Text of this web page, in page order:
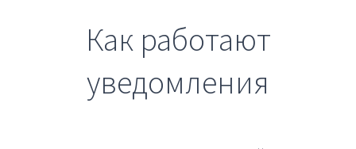
Как работают
уведомления